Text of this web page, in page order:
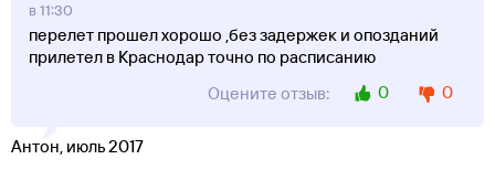
в 11:30
перелет прошел хорошо ,без задержек и опозданий
прилетел в Краснодар точно по расписанию
Оцените отзыв:
0 0
Антон, июль 2017